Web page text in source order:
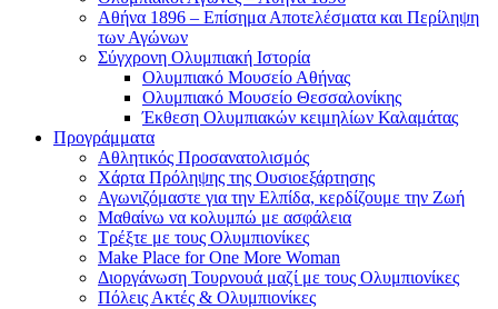
Αθήνα 1896 – Επίσημα Αποτελέσματα και Περίληψη
των Αγώνων
Σύγχρονη Ολυμπιακή Ιστορία
Ολυμπιακό Μουσείο Αθήνας
Ολυμπιακό Μουσείο Θεσσαλονίκης
Έκθεση Ολυμπιακών κειμηλίων Καλαμάτας
Προγράμματα
Αθλητικός Προσανατολισμός
Χάρτα Πρόληψης της Ουσιοεξάρτησης
Αγωνιζόμαστε για την Ελπίδα, κερδίζουμε την Ζωή
Μαθαίνω να κολυμπώ με ασφάλεια
Τρέξτε με τους Ολυμπιονίκες
Make Place for One More Woman
Διοργάνωση Τουρνουά μαζί με τους Ολυμπιονίκες
Πόλεις Ακτές & Ολυμπιονίκες